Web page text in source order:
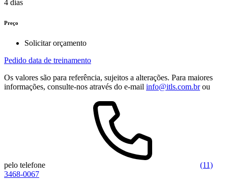
4 dias
Preço
Solicitar orçamento
Pedido data de treinamento
Os valores são para referência, sujeitos a alterações. Para maiores
informações, consulte-nos através do e-mail info@itls.com.brou
pelo telefone
(11)
3468-0067